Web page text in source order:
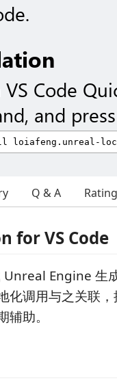
VS Code
and
Q & A
for VS Code
Unreal Engine 生
化调用与之关联
助。